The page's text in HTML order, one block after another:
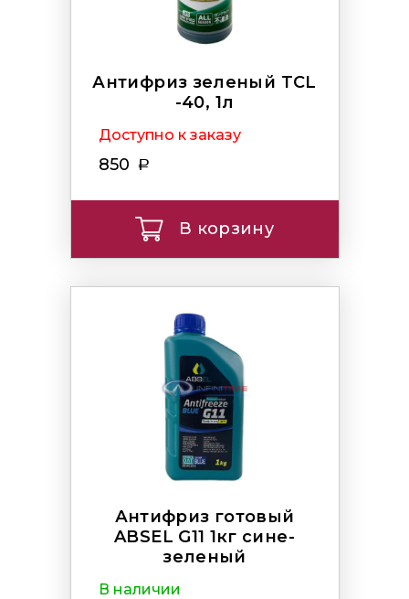
Антифриз зеленый TCL
-40, 1л
Доступно к заказу
850
В корзину
Антифриз готовый
ABSEL G11 1кг сине-
зеленый
В наличии